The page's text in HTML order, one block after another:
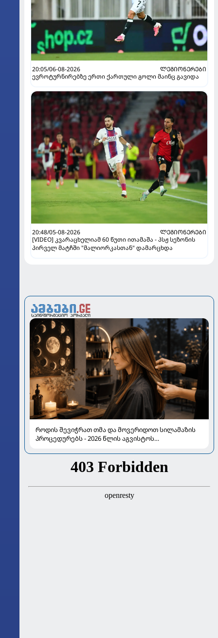
20:05/06-08-2026
ᲚᲔᲒᲘᲝᲜᲔᲠᲔᲑᲘ
ევროტურნირებზე ერთი ქართული გოლი მაინც გავიდა
20:48/05-08-2026
ᲚᲔᲒᲘᲝᲜᲔᲠᲔᲑᲘ
[VIDEO] კვარაცხელიამ 60 წუთი ითამაშა - პსჟ სეზონის
პირველ მატჩში "მალიორკასთან" დამარცხდა
როდის შევიჭრათ თმა და მოვერიდოთ სილამაზის
პროცედურებს - 2026 წლის აგვისტოს